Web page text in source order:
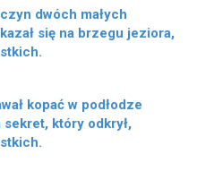
dwóch małych
się na brzegu jeziora,
kopać w podłodze
który odkrył,